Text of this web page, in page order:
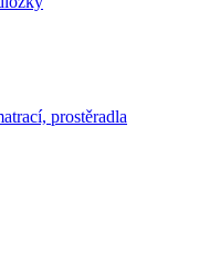
prostěradla